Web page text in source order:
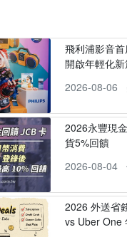
飛利浦影音
開啟年輕化
2026-08-06
2026永豐現
貨5%回饋
2026-08-04
2026 外送省
vs Uber One